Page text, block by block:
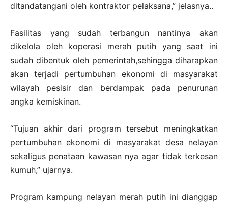
ditandatangani oleh kontraktor pelaksana,” jelasnya..
Fasilitas yang sudah terbangun nantinya akan
dikelola oleh koperasi merah putih yang saat ini
sudah dibentuk oleh pemerintah,sehingga diharapkan
akan terjadi pertumbuhan ekonomi di masyarakat
wilayah pesisir dan berdampak pada penurunan
angka kemiskinan.
“Tujuan akhir dari program tersebut meningkatkan
pertumbuhan ekonomi di masyarakat desa nelayan
sekaligus penataan kawasan nya agar tidak terkesan
kumuh,” ujarnya.
Program kampung nelayan merah putih ini dianggap